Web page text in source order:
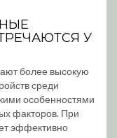
У
более высокую
среди
особенностями
факторов. При
эффективно